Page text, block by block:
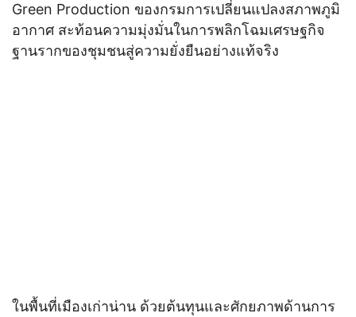
Green Production ของกรมการเปลี่ยนแปลงสภาพภูมิ
อากาศ สะท้อนความมุ่งมั่นในการพลิกโฉมเศรษฐกิจ
ฐานรากของชุมชนสู่ความยั่งยืนอย่างแท้จริง
ในพื้นที่เมืองเก่าน่าน ด้วยต้นทุนและศักยภาพด้านการ